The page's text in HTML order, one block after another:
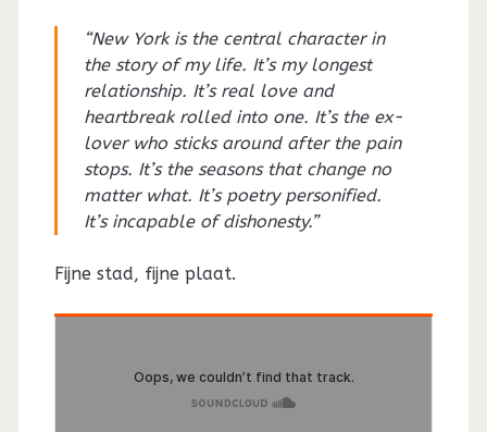
“New York is the central character in
the story of my life. It’s my longest
relationship. It’s real love and
heartbreak rolled into one. It’s the ex-
lover who sticks around after the pain
stops. It’s the seasons that change no
matter what. It’s poetry personified.
It’s incapable of dishonesty.”
Fijne stad, fijne plaat.